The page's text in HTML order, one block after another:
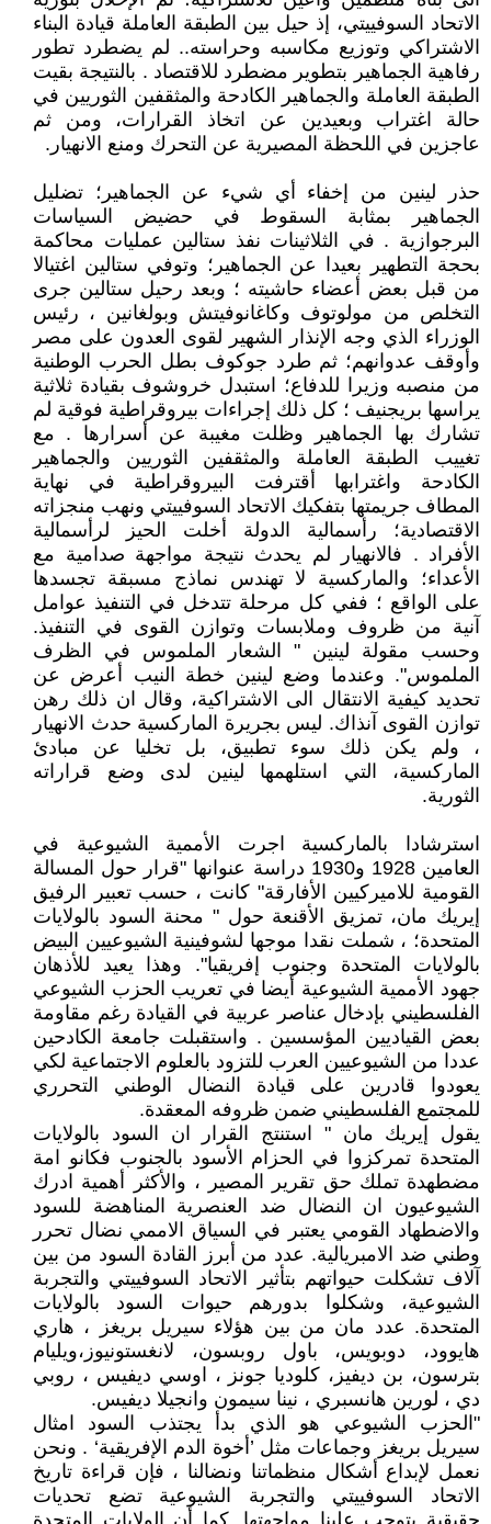
الاتحاد السوفييتي، إذ حيل بين الطبقة العاملة قيادة البناء
الاشتراكي وتوزيع مكاسبه وحراسته.. لم يضطرد تطور
رفاهية الجماهير بتطوير مضطرد للاقتصاد . بالنتيجة بقيت
الطبقة العاملة والجماهير الكادحة والمثقفين الثوريين في
حالة اغتراب وبعيدين عن اتخاذ القرارات، ومن ثم
عاجزين في اللحظة المصيرية عن التحرك ومنع الانهيار.
حذر لينين من إخفاء أي شيء عن الجماهير؛ تضليل
الجماهير بمثابة السقوط في حضيض السياسات
البرجوازية . في الثلاثينات نفذ ستالين عمليات محاكمة
بحجة التطهير بعيدا عن الجماهير؛ وتوفي ستالين اغتيالا
من قبل بعض أعضاء حاشيته ؛ وبعد رحيل ستالين جرى
التخلص من مولوتوف وكاغانوفيتش وبولغانين ، رئيس
الوزراء الذي وجه الإنذار الشهير لقوى العدون على مصر
وأوقف عدوانهم؛ ثم طرد جوكوف بطل الحرب الوطنية
من منصبه وزيرا للدفاع؛ استبدل خروشوف بقيادة ثلاثية
يراسها بريجنيف ؛ كل ذلك إجراءات بيروقراطية فوقية لم
تشارك بها الجماهير وظلت مغيبة عن أسرارها . مع
تغييب الطبقة العاملة والمثقفين الثوريين والجماهير
الكادحة واغترابها أقترفت البيروقراطية في نهاية
المطاف جريمتها بتفكيك الاتحاد السوفييتي ونهب منجزاته
الاقتصادية؛ رأسمالية الدولة أخلت الحيز لرأسمالية
الأفراد . فالانهيار لم يحدث نتيجة مواجهة صدامية مع
الأعداء؛ والماركسية لا تهندس نماذج مسبقة تجسدها
على الواقع ؛ ففي كل مرحلة تتدخل في التنفيذ عوامل
آنية من ظروف وملابسات وتوازن القوى في التنفيذ.
وحسب مقولة لينين " الشعار الملموس في الظرف
الملموس". وعندما وضع لينين خطة النيب أعرض عن
تحديد كيفية الانتقال الى الاشتراكية، وقال ان ذلك رهن
توازن القوى آنذاك. ليس بجريرة الماركسية حدث الانهيار
، ولم يكن ذلك سوء تطبيق، بل تخليا عن مبادئ
الماركسية، التي استلهمها لينين لدى وضع قراراته
الثورية.
استرشادا بالماركسية اجرت الأممية الشيوعية في
العامين 1928 و1930 دراسة عنوانها "قرار حول المسالة
القومية للاميركيين الأفارقة" كانت ، حسب تعبير الرفيق
إيريك مان، تمزيق الأقنعة حول " محنة السود بالولايات
المتحدة؛ ، شملت نقدا موجها لشوفينية الشيوعيين البيض
بالولايات المتحدة وجنوب إفريقيا". وهذا يعيد للأذهان
جهود الأممية الشيوعية أيضا في تعريب الحزب الشيوعي
الفلسطيني بإدخال عناصر عربية في القيادة رغم مقاومة
بعض القياديين المؤسسين . واستقبلت جامعة الكادحين
عددا من الشيوعيين العرب للتزود بالعلوم الاجتماعية لكي
يعودوا قادرين على قيادة النضال الوطني التحرري
للمجتمع الفلسطيني ضمن ظروفه المعقدة.
يقول إيريك مان " استنتج القرار ان السود بالولايات
المتحدة تمركزوا في الحزام الأسود بالجنوب فكانو امة
مضطهدة تملك حق تقرير المصير ، والأكثر أهمية ادرك
الشيوعيون ان النضال ضد العنصرية المناهضة للسود
والاضطهاد القومي يعتبر في السياق الاممي نضال تحرر
وطني ضد الامبريالية. عدد من أبرز القادة السود من بين
آلاف تشكلت حيواتهم بتأثير الاتحاد السوفييتي والتجربة
الشيوعية، وشكلوا بدورهم حيوات السود بالولايات
المتحدة. عدد مان من بين هؤلاء سيريل بريغز ، هاري
هايوود، دوبويس، باول روبسون، لانغستونيوز،ويليام
بترسون، بن ديفيز، كلوديا جونز ، اوسي ديفيس ، روبي
دي ، لورين هانسبري ، نينا سيمون وانجيلا ديفيس.
"الحزب الشيوعي هو الذي بدأ يجتذب السود امثال
سيريل بريغز وجماعات مثل ’أخوة الدم الإفريقية‘ . ونحن
نعمل لإبداع أشكال منظماتنا ونضالنا ، فإن قراءة تاريخ
الاتحاد السوفييتي والتجربة الشيوعية تضع تحديات